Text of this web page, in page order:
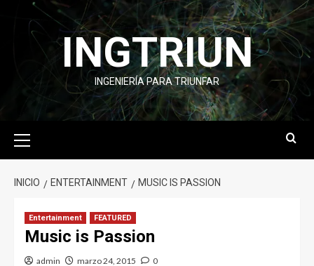
INGTRIUN
INGENIERÍA PARA TRIUNFAR
INICIO ENTERTAINMENT MUSIC IS PASSION
Entertainment FEATURED
Music is Passion
admin marzo 24, 2015 0